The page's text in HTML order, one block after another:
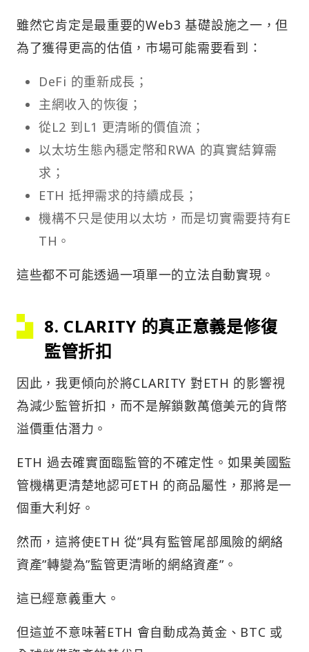
雖然它肯定是最重要的Web3 基礎設施之一，但
為了獲得更高的估值，市場可能需要看到：
DeFi 的重新成長；
主網收入的恢復；
從L2 到L1 更清晰的價值流；
以太坊生態內穩定幣和RWA 的真實結算需
求；
ETH 抵押需求的持續成長；
機構不只是使用以太坊，而是切實需要持有E
TH。
這些都不可能透過一項單一的立法自動實現。
8. CLARITY 的真正意義是修復
監管折扣
因此，我更傾向於將CLARITY 對ETH 的影響視
為減少監管折扣，而不是解鎖數萬億美元的貨幣
溢價重估潛力。
ETH 過去確實面臨監管的不確定性。如果美國監
管機構更清楚地認可ETH 的商品屬性，那將是一
個重大利好。
然而，這將使ETH 從”具有監管尾部風險的網絡
資產”轉變為”監管更清晰的網絡資產”。
這已經意義重大。
但這並不意味著ETH 會自動成為黃金、BTC 或